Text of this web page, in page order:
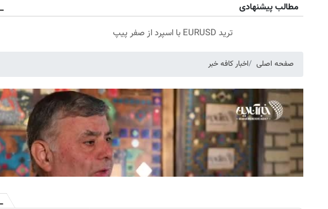
مطالب پیشنهادی
ترید EURUSD با اسپرد از صفر پیپ
صفحه اصلی اخبار کافه خبر